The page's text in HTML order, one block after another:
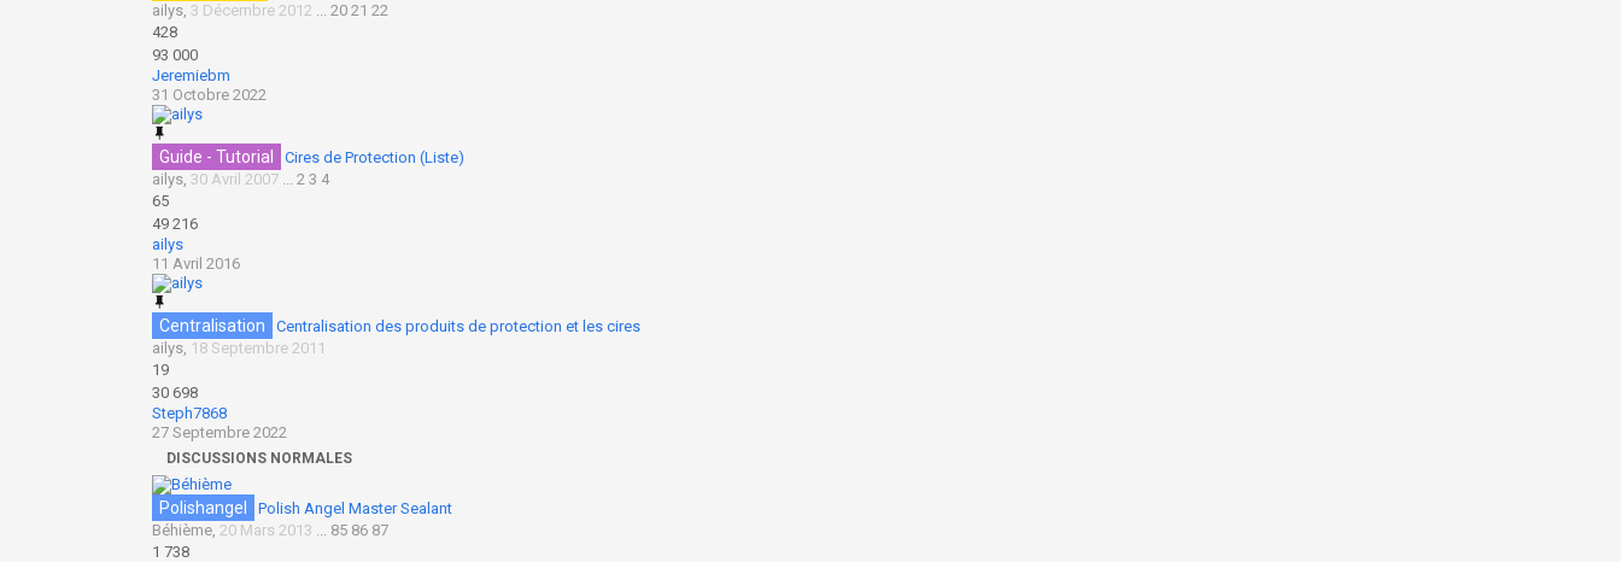
ailys, 3 Décembre 2012 ... 20 21 22
428
93 000
Jeremiebm
31 Octobre 2022
Guide - Tutorial
Cires de Protection (Liste)
ailys, 30 Avril 2007 ... 2 3 4
65
49 216
ailys
11 Avril 2016
Centralisation
Centralisation des produits de protection et les cires
ailys, 18 Septembre 2011
19
30 698
Steph7868
27 Septembre 2022
DISCUSSIONS NORMALES
Polishangel
Polish Angel Master Sealant
Béhième, 20 Mars 2013 ... 85 86 87
1 738